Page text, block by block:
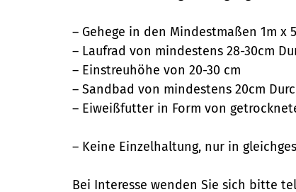
– Gehege in den Mindestmaßen 1m x
– Laufrad von mindestens 28-30cm
– Einstreuhöhe von 20-30 cm
– Sandbad von mindestens 20cm
– Eiweißfutter in Form von
– Keine Einzelhaltung, nur in
Bei Interesse wenden Sie sich bitte